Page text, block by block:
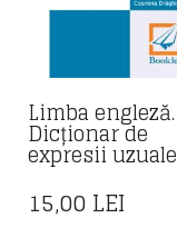
Limba engleză.
Dicționar de
expresii uzuale
15,00 LEI